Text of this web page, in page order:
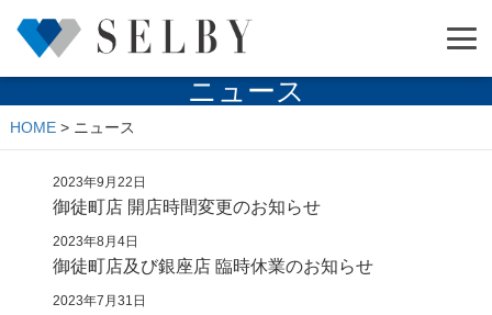
ニュース
HOME> ニュース
2023年9月22日
御徒町店 開店時間変更のお知らせ
2023年8月4日
御徒町店及び銀座店 臨時休業のお知らせ
2023年7月31日